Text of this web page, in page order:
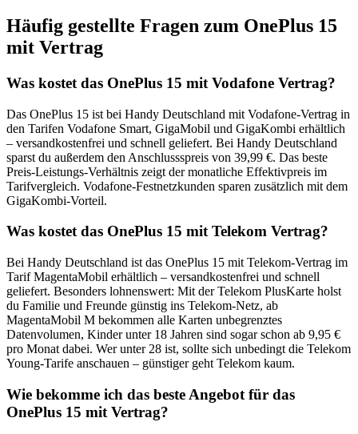
Häufig gestellte Fragen zum OnePlus 15
mit Vertrag
Was kostet das OnePlus 15 mit Vodafone Vertrag?
Das OnePlus 15 ist bei Handy Deutschland mit Vodafone-Vertrag in
den Tarifen Vodafone Smart, GigaMobil und GigaKombi erhältlich
– versandkostenfrei und schnell geliefert. Bei Handy Deutschland
sparst du außerdem den Anschlussspreis von 39,99 €. Das beste
Preis-Leistungs-Verhältnis zeigt der monatliche Effektivpreis im
Tarifvergleich. Vodafone-Festnetzkunden sparen zusätzlich mit dem
GigaKombi-Vorteil.
Was kostet das OnePlus 15 mit Telekom Vertrag?
Bei Handy Deutschland ist das OnePlus 15 mit Telekom-Vertrag im
Tarif MagentaMobil erhältlich – versandkostenfrei und schnell
geliefert. Besonders lohnenswert: Mit der Telekom PlusKarte holst
du Familie und Freunde günstig ins Telekom-Netz, ab
MagentaMobil M bekommen alle Karten unbegrenztes
Datenvolumen, Kinder unter 18 Jahren sind sogar schon ab 9,95 €
pro Monat dabei. Wer unter 28 ist, sollte sich unbedingt die Telekom
Young-Tarife anschauen – günstiger geht Telekom kaum.
Wie bekomme ich das beste Angebot für das
OnePlus 15 mit Vertrag?